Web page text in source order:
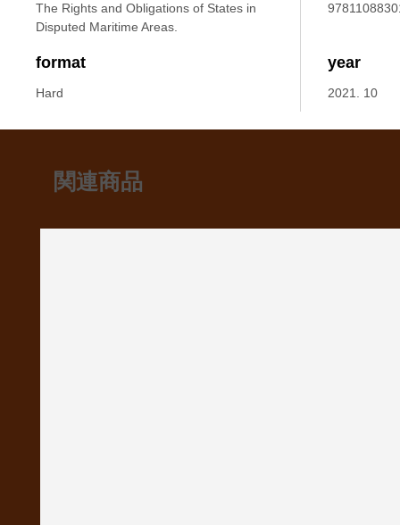
The Rights and Obligations of States in
Disputed Maritime Areas.
format
Hard
year
2021. 10
関連商品